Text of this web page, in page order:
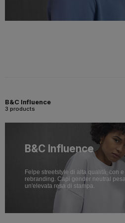
B&C Influence
3 products
B&C Influence
Felpe streetstyle di alta qualità, con
rebranding. Capi gender neutral
un'elevata resa di stampa.